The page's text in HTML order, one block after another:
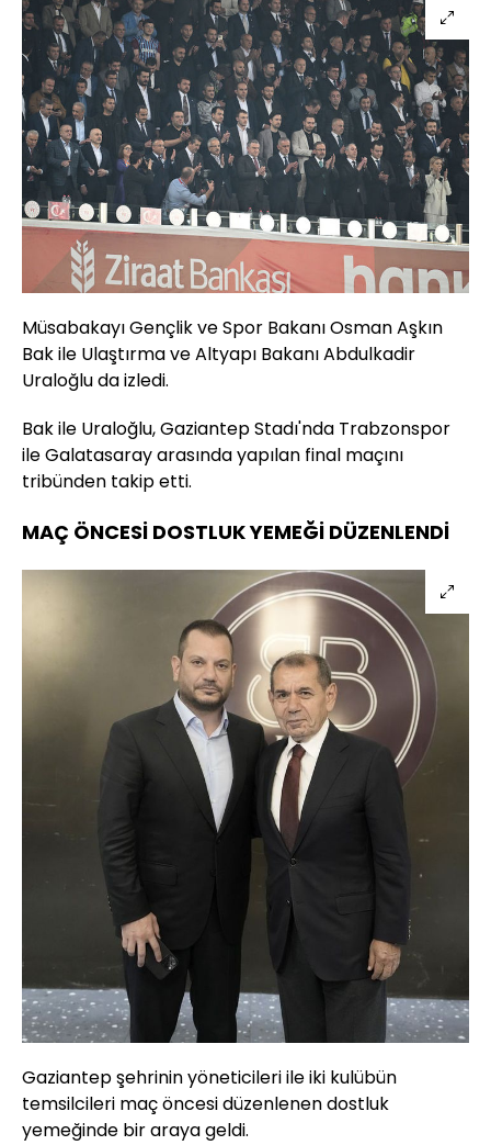
Müsabakayı Gençlik ve Spor Bakanı Osman Aşkın
Bak ile Ulaştırma ve Altyapı Bakanı Abdulkadir
Uraloğlu da izledi.
Bak ile Uraloğlu, Gaziantep Stadı'nda Trabzonspor
ile Galatasaray arasında yapılan final maçını
tribünden takip etti.
MAÇ ÖNCESİ DOSTLUK YEMEĞİ DÜZENLENDİ
Gaziantep şehrinin yöneticileri ile iki kulübün
temsilcileri maç öncesi düzenlenen dostluk
yemeğinde bir araya geldi.